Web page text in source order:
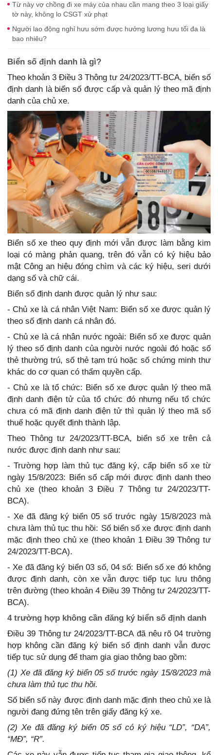
Từ này vợ chồng đi xe máy của nhau cần mang theo 3 loại giấy
tờ này, không lo CSGT xử phạt
Người lao động nghỉ hưu sớm được hưởng lương hưu tối đa là
bao nhiêu?
Biển số định danh là gì?
Theo khoản 3 Điều 3 Thông tư 24/2023/TT-BCA, biển số
định danh là biển số được cấp và quản lý theo mã định
danh của chủ xe.
Biển số xe theo quy định mới vẫn được làm bằng kim
loại có màng phản quang, trên đó vẫn có ký hiệu bảo
mật Công an hiệu đóng chìm và các ký hiệu, seri dưới
dạng số và chữ cái.
Biển số định danh được quản lý như sau:
- Chủ xe là cá nhân Việt Nam: Biển số xe được quản lý
theo số định danh cá nhân đó.
- Chủ xe là cá nhân nước ngoài: Biển số xe được quản
lý theo số định danh của người nước ngoài đó hoặc số
thẻ thường trú, số thẻ tạm trú hoặc số chứng minh thư
khác do cơ quan có thẩm quyền cấp.
- Chủ xe là tổ chức: Biển số xe được quản lý theo mã
định danh điện tử của tổ chức đó nhưng nếu tổ chức
chưa có mã định danh điện tử thì quản lý theo mã số
thuế hoặc quyết định thành lập.
Theo Thông tư 24/2023/TT-BCA, biển số xe trên cả
nước được định danh như sau:
- Trường hợp làm thủ tục đăng ký, cấp biển số xe từ
ngày 15/8/2023: Biển số cấp mới được định danh theo
chủ xe (theo khoản 3 Điều 7 Thông tư 24/2023/TT-
BCA).
- Xe đã đăng ký biển 05 số trước ngày 15/8/2023 mà
chưa làm thủ tục thu hồi: Số biển số xe được định danh
mặc định theo chủ xe (theo khoản 1 Điều 39 Thông tư
24/2023/TT-BCA).
- Xe đã đăng ký biển 03 số, 04 số: Biển số xe đó không
được định danh, còn xe vẫn được tiếp tục lưu thông
trên đường (theo khoản 4 Điều 39 Thông tư 24/2023/TT-
BCA).
4 trường hợp không cần đăng ký biển số định danh
Điều 39 Thông tư 24/2023/TT-BCA đã nêu rõ 04 trường
hợp không cần đăng ký biển số định danh vẫn được
tiếp tục sử dụng để tham gia giao thông bao gồm:
(1) Xe đã đăng ký biển 05 số trước ngày 15/8/2023 mà
chưa làm thủ tục thu hồi.
Số biển số này được định danh mặc định theo chủ xe là
người đang đứng tên trên giấy đăng ký xe.
(2) Xe đã đăng ký biển 05 số có ký hiệu “LD”, “DA”,
“MĐ”, “R”.